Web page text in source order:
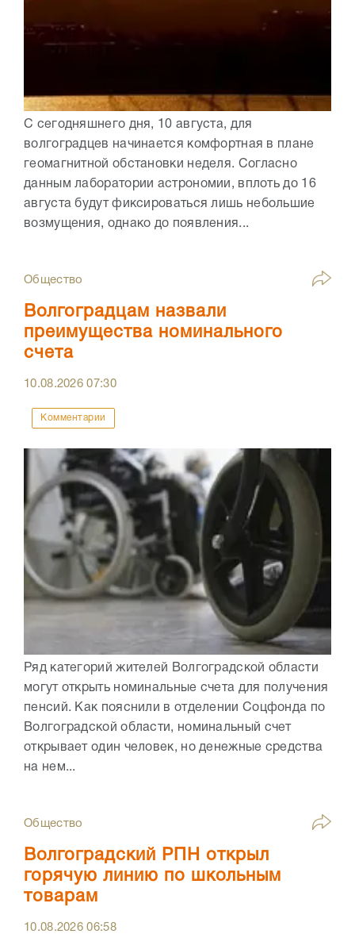
С сегодняшнего дня, 10 августа, для
волгоградцев начинается комфортная в плане
геомагнитной обстановки неделя. Согласно
данным лаборатории астрономии, вплоть до 16
августа будут фиксироваться лишь небольшие
возмущения, однако до появления...
Общество
Волгоградцам назвали
преимущества номинального
счета
10.08.202607:30
Комментарии
Ряд категорий жителей Волгоградской области
могут открыть номинальные счета для получения
пенсий. Как пояснили в отделении Соцфонда по
Волгоградской области, номинальный счет
открывает один человек, но денежные средства
на нем...
Общество
Волгоградский РПН открыл
горячую линию по школьным
товарам
10.08.202606:58